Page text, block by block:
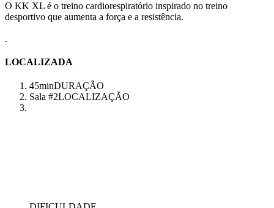
O KK XL é o treino cardiorespiratório inspirado no treino
desportivo que aumenta a força e a resistência.
LOCALIZADA
45minDURAÇÃO
Sala #2LOCALIZAÇÃO